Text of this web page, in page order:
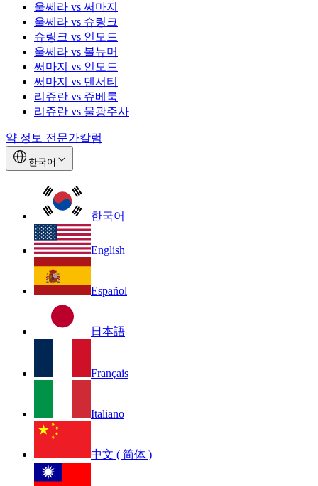
울쎄라 vs 써마지
울쎄라 vs 슈링크
슈링크 vs 인모드
울쎄라 vs 볼뉴머
써마지 vs 인모드
써마지 vs 덴서티
리쥬란 vs 쥬베룩
리쥬란 vs 물광주사
약 정보 전문가칼럼
한국어
한국어
English
Español
日本語
Français
Italiano
中文 ( 简体 )